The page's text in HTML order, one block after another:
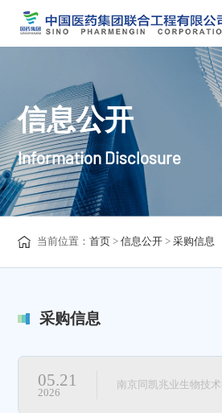
信息公开
Information Disclosure
当前位置：首页 >信息公开 >采购信息
采购信息
05.21
2026